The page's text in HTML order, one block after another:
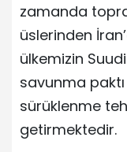
zamanda
üslerinden
ülkemizin
savunma
sürüklenme
getirmektedir.